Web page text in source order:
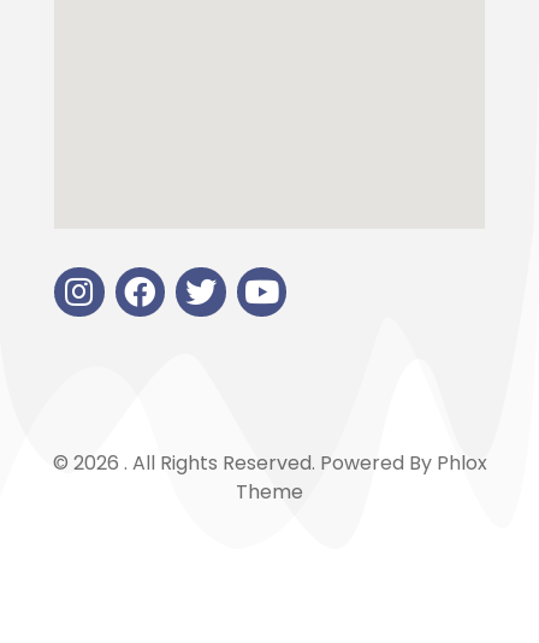
© 2026 . All Rights Reserved. Powered By Phlox
Theme